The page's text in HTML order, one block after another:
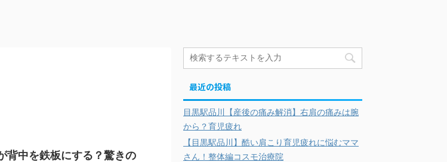
背中を鉄板にする？驚きの
最近の投稿
目黒駅品川【産後の痛み解消】右肩の痛みは腕
から？育児疲れ
【目黒駅品川】酷い肩こり育児疲れに悩むママ
さん！整体編コスモ治療院